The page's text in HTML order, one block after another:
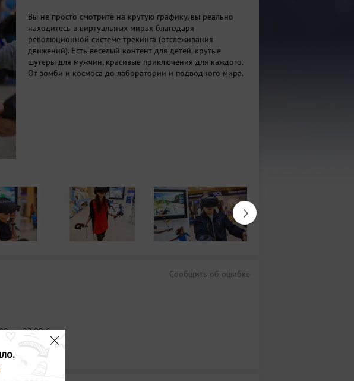
Вы не просто смотрите на крутую графику, вы реально
находитесь в виртуальных мирах благодаря
революционной системе трекинга (отслеживания
движений). Есть веселый контент для детей, крутые
шутеры для мужчин, красивые приключения для каждого.
От зомби и космоса до лаборатории и подводного мира.
Сообщить об ошибке
до 22:00 без